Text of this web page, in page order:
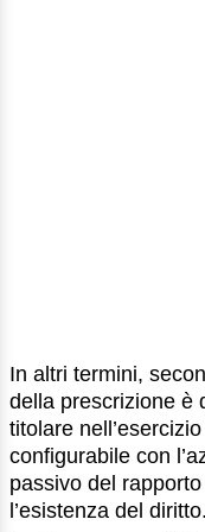
In altri termini,
della prescrizione è
titolare
configurabile con
passivo del
l’esistenza del diritto.